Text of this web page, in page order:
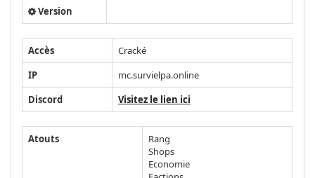
Version
Accès
Cracké
IP
mc.survielpa.online
Discord
Visitez le lien ici
Atouts
Rang
Shops
Economie